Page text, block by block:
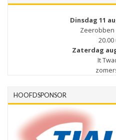
Dinsdag 11
Zeerobben
Zaterdag
It
HOOFDSPONSOR